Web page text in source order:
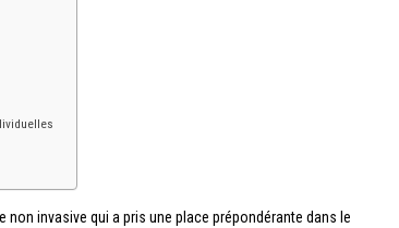
invasive qui a pris une place prépondérante dans le